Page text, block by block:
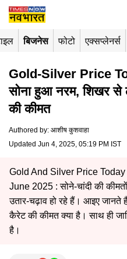
बिजनेस फोटो एक्सप्लेनर्स
Gold-Silver Price
सोना हुआ नरम, शिखर से
की कीमत
Authored by: आशीष कुशवाहा
Updated Jun 4, 2025, 05:19 PM IST
Gold And Silver Price Today
June 2025 : सोने-चांदी की
उतार-चढ़ाव हो रहे हैं। आइए
कैरेट की कीमत क्या है। साथ ही
है।